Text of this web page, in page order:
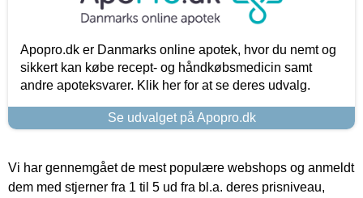
Apopro.dk er Danmarks online apotek, hvor du nemt og
sikkert kan købe recept- og håndkøbsmedicin samt
andre apoteksvarer. Klik her for at se deres udvalg.
Se udvalget på Apopro.dk
Vi har gennemgået de mest populære webshops og anmeldt
dem med stjerner fra 1 til 5 ud fra bl.a. deres prisniveau,